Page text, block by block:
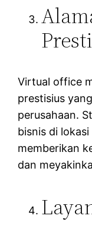
Virtual office
prestisius
perusahaan.
bisnis di
memberikan
dan